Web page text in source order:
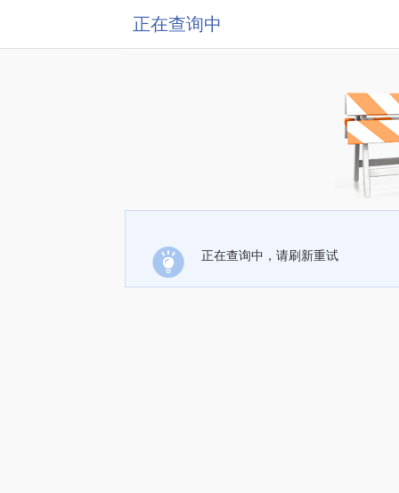
正在查询中
正在查询中，请刷新重试